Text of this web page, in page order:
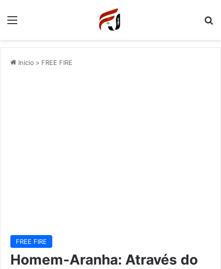
Menu
Inicio > FREE FIRE
FREE FIRE
Homem-Aranha: Através do